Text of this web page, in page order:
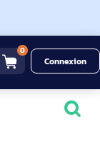
0
Connexion